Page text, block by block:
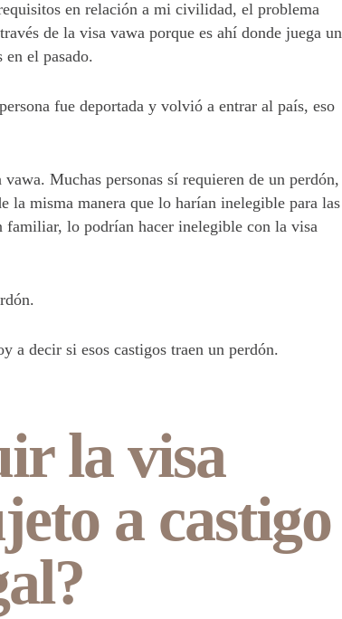
en relación a mi civilidad, el problema
de la visa vawa porque es ahí donde juega un
el pasado.
fue deportada y volvió a entrar al país, eso
Muchas personas sí requieren de un perdón,
la misma manera que lo harían inelegible para las
familiar, lo podrían hacer inelegible con la visa
a decir si esos castigos traen un perdón.
la visa
a castigo